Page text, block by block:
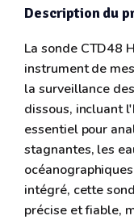
Description du
La sonde CTD48
instrument de
la surveillance
dissous, incluant
essentiel pour
stagnantes, les
intégré, cette
précise et fiable,